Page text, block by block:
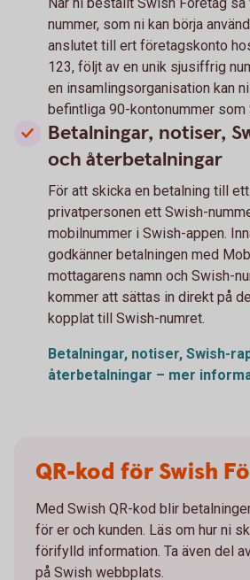
nummer, som ni kan börja
anslutet till ert företagskonto
123, följt av en unik sjusiffrig
en insamlingsorganisation kan
befintliga 90-kontonummer som
Betalningar, notiser,
och återbetalningar
För att skicka en betalning till
privatpersonen ett Swish-
mobilnummer i Swish-appen.
godkänner betalningen med
mottagarens namn och Swish-
kommer att sättas in direkt på
kopplat till Swish-numret.
Betalningar, notiser, Swish-
återbetalningar – mer
QR-kod för Swish
Med Swish QR-kod blir
för er och kunden. Läs om hur ni
förifylld information. Ta även del
på Swish webbplats.